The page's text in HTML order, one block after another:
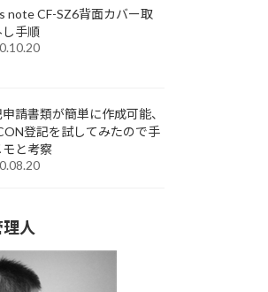
note CF-SZ6背面カバー取
し手順
請書類が簡単に作成可能、
登記を試してみたので手
モと考察
人